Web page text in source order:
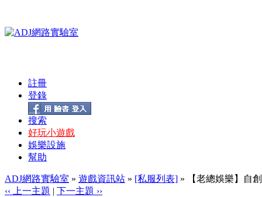
註冊
登錄
搜索
好玩小遊戲
娛樂設施
幫助
ADJ網路實驗室 » 遊戲資訊站 » [私服列表] » 【老總娛樂】自
‹‹ 上一主題 | 下一主題 ››